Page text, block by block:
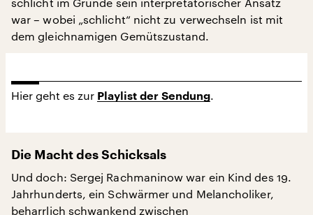
war – wobei „schlicht“ nicht zu verwechseln ist mit
dem gleichnamigen Gemütszustand.
Hier geht es zur Playlist der Sendung.
Die Macht des Schicksals
Und doch: Sergej Rachmaninow war ein Kind des 19.
Jahrhunderts, ein Schwärmer und Melancholiker,
beharrlich schwankend zwischen